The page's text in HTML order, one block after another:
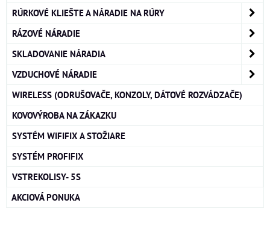
RÚRKOVÉ KLIEŠTE A NÁRADIE NA RÚRY
RÁZOVÉ NÁRADIE
SKLADOVANIE NÁRADIA
VZDUCHOVÉ NÁRADIE
WIRELESS (ODRUŠOVAČE, KONZOLY, DÁTOVÉ ROZVÁDZAČE)
KOVOVÝROBA NA ZÁKAZKU
SYSTÉM WIFIFIX A STOŽIARE
SYSTÉM PROFIFIX
VSTREKOLISY- 5S
AKCIOVÁ PONUKA